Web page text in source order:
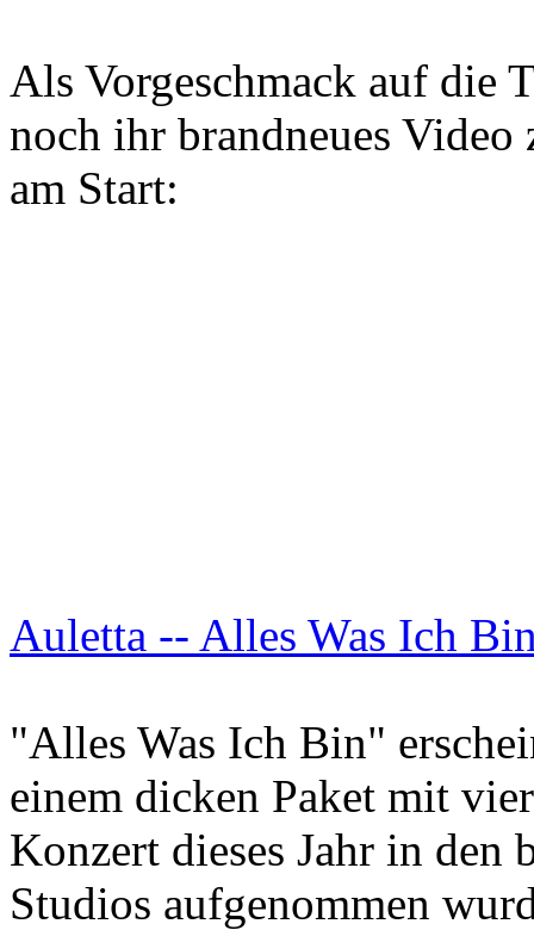
Als Vorgeschmack auf die
noch ihr brandneues
am Start:
Auletta -- Alles Was Ich
"Alles Was Ich Bin"
einem dicken Paket mit
Konzert dieses Jahr in den
Studios aufgenommen